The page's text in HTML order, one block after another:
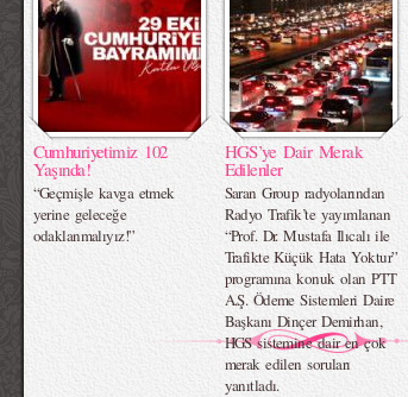
Cumhuriyetimiz 102
Yaşında!
“Geçmişle kavga etmek
yerine geleceğe
odaklanmalıyız!”
HGS’ye Dair Merak
Edilenler
Saran Group radyolarından
Radyo Trafik’te yayımlanan
“Prof. Dr. Mustafa Ilıcalı ile
Trafikte Küçük Hata Yoktur”
programına konuk olan PTT
A.Ş. Ödeme Sistemleri Daire
Başkanı Dinçer Demirhan,
HGS sistemine dair en çok
merak edilen soruları
yanıtladı.